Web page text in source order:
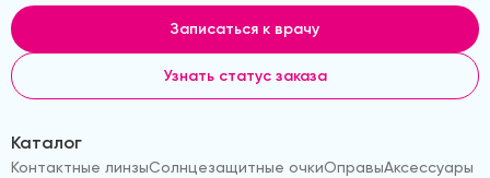
Записаться к врачу
Узнать статус заказа
Каталог
Контактные линзыСолнцезащитные очкиОправыАксессуары